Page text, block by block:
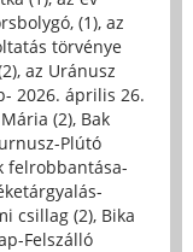
(1), az
törvénye
, az Uránusz
2026. április 26.
(2), Bak
Plútó
felrobbantása-
csillag (2), Bika
Felszálló